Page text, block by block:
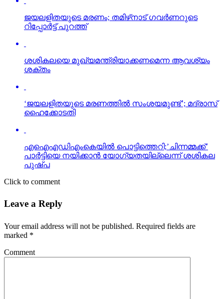
ജയലളിതയുടെ മരണം; തമിഴ്‌നാട് ഗവര്‍ണറുടെ
റിപ്പോര്‍ട്ട് പുറത്ത്
ശശികലയെ മുഖ്യമന്ത്രിയാക്കണമെന്ന ആവശ്യം
ശക്തം
‘ജയലളിതയുടെ മരണത്തില്‍ സംശയമുണ്ട്’; മദ്രാസ്
ഹൈക്കോടതി
എഐഎഡിഎംകെയില്‍ പൊട്ടിത്തെറി;’ചിന്നമ്മക്ക്’
പാര്‍ട്ടിയെ നയിക്കാന്‍ യോഗ്യതയില്ലെന്ന് ശശികല
പുഷ്പ
Click to comment
Leave a Reply
Your email address will not be published. Required fields are
marked *
Comment